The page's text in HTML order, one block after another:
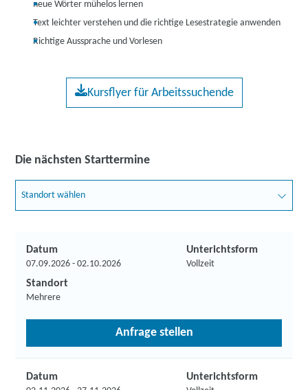
neue Wörter mühelos lernen
Text leichter verstehen und die richtige Lesestrategie anwenden
Richtige Aussprache und Vorlesen
Kursflyer für Arbeitssuchende
Die nächsten Starttermine
Standort wählen
Datum
07.09.2026 - 02.10.2026
Unterichtsform
Vollzeit
Standort
Mehrere
Anfrage stellen
Datum Unterichtsform